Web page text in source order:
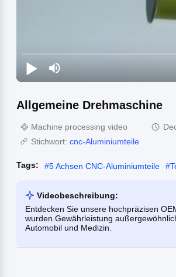
Allgemeine Drehmaschine
Machine processing video
Stichwort: cnc-Aluminiumteile
Tags: #5 Achsen CNC-Aluminiumteile #
Videobeschreibung:
Entdecken Sie unsere hochpräzisen
wurden.Gewährleistung
Automobil und Medizin.